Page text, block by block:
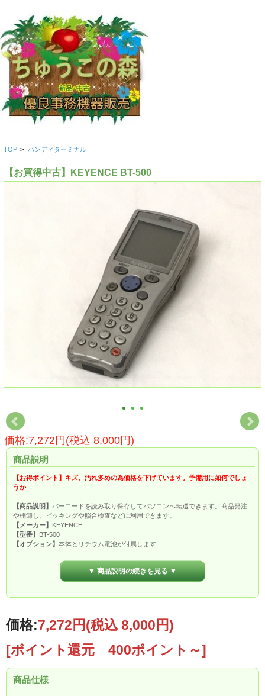
TOP > ハンディターミナル
【お買得中古】KEYENCE BT-500
価格:7,272円(税込 8,000円)
商品説明
【お得ポイント】キズ、汚れ多めの為価格を下げています。予備用に如何でしょ
うか
【商品説明】 バーコードを読み取り保存してパソコンへ転送できます。商品発注
や棚卸し、ピッキングや照合検査などに利用できます。
【メーカー】 KEYENCE
【型番】 BT-500
【オプション】 本体とリチウム電池が付属します
品質保証書(サンプルはこちら)
担当技術者による入念な検品作業を行い発送します。作業完了報告書(サ
▼ 商品説明の続きを見る ▼
価格:7,272円(税込 8,000円)
[ポイント還元 400ポイント～]
商品仕様